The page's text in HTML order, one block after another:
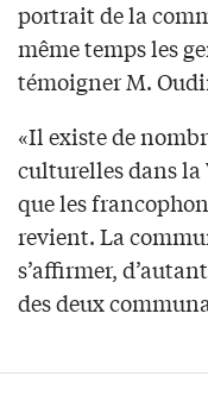
portrait de la
même temps les
témoigner M.
«Il existe de
culturelles dans
que les
revient. La
s’affirmer,
des deux